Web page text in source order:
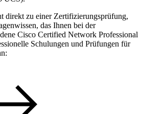
direkt zu einer Zertifizierungsprüfung,
das Ihnen bei der
Cisco Certified Network Professional
Schulungen und Prüfungen für